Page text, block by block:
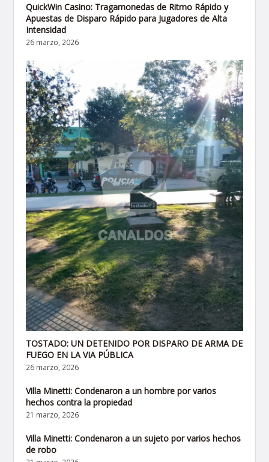
QuickWin Casino: Tragamonedas de Ritmo Rápido y
Apuestas de Disparo Rápido para Jugadores de Alta
Intensidad
26 marzo, 2026
TOSTADO: UN DETENIDO POR DISPARO DE ARMA DE
FUEGO EN LA VIA PÚBLICA
26 marzo, 2026
Villa Minetti: Condenaron a un hombre por varios
hechos contra la propiedad
21 marzo, 2026
Villa Minetti: Condenaron a un sujeto por varios hechos
de robo